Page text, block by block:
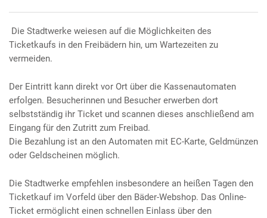
Die Stadtwerke weiesen auf die Möglichkeiten des
Ticketkaufs in den Freibädern hin, um Wartezeiten zu
vermeiden.
Der Eintritt kann direkt vor Ort über die Kassenautomaten
erfolgen. Besucherinnen und Besucher erwerben dort
selbstständig ihr Ticket und scannen dieses anschließend am
Eingang für den Zutritt zum Freibad.
Die Bezahlung ist an den Automaten mit EC-Karte, Geldmünzen
oder Geldscheinen möglich.
Die Stadtwerke empfehlen insbesondere an heißen Tagen den
Ticketkauf im Vorfeld über den Bäder-Webshop. Das Online-
Ticket ermöglicht einen schnellen Einlass über den